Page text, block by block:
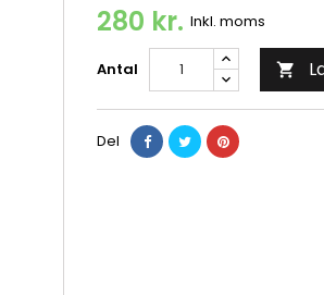
280 kr. Inkl. moms
Antal 
Del